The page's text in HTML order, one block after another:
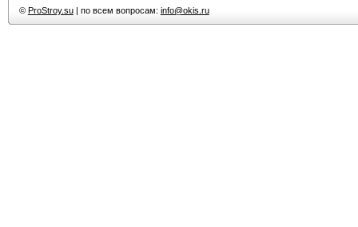
© ProStroy.su| по всем вопросам: info@okis.ru